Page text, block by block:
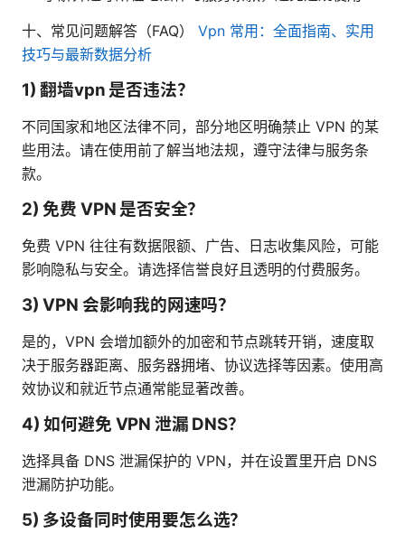
十、常见问题解答（FAQ） Vpn 常用：全面指南、实用
技巧与最新数据分析
1) 翻墙vpn 是否违法？
不同国家和地区法律不同，部分地区明确禁止 VPN 的某
些用法。请在使用前了解当地法规，遵守法律与服务条
款。
2) 免费 VPN 是否安全？
免费 VPN 往往有数据限额、广告、日志收集风险，可能
影响隐私与安全。请选择信誉良好且透明的付费服务。
3) VPN 会影响我的网速吗？
是的，VPN 会增加额外的加密和节点跳转开销，速度取
决于服务器距离、服务器拥堵、协议选择等因素。使用高
效协议和就近节点通常能显著改善。
4) 如何避免 VPN 泄漏 DNS？
选择具备 DNS 泄漏保护的 VPN，并在设置里开启 DNS
泄漏防护功能。
5) 多设备同时使用要怎么选？